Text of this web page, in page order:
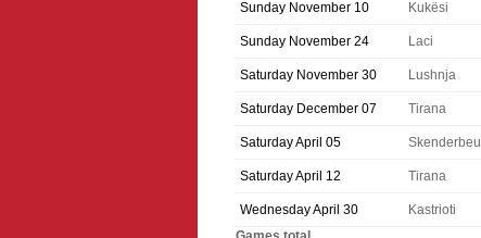
Sunday November 10 Kukësi
Sunday November 24 Laci
Saturday November 30 Lushnja
Saturday December 07 Tirana
Saturday April 05 Skenderbeu
Saturday April 12 Tirana
Wednesday April 30 Kastrioti